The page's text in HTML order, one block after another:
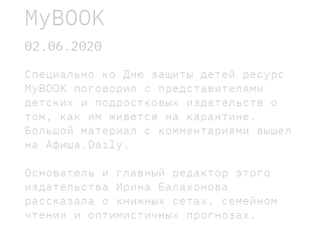
MyBOOK
02.06.2020
Специально ко Дню защиты детей ресурс
MyBOOK поговорил с представителями
детских и подростковых издательств о
том, как им живется на карантине.
Большой материал с комментариями вышел
на Афиша.Daily.
Основатель и главный редактор этого
издательства Ирина Балахонова
рассказала о книжных сетах, семейном
чтении и оптимистичных прогнозах.